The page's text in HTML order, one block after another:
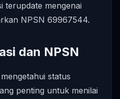
terupdate mengenai
NPSN 69967544.
dan NPSN
status
penting untuk menilai